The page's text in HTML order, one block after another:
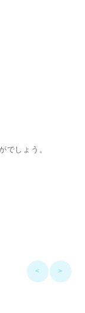
でしょう。
< >